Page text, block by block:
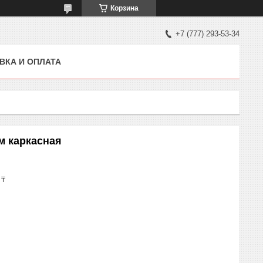
Корзина
+7 (777) 293-53-34
И ОПЛАТА
каркасная